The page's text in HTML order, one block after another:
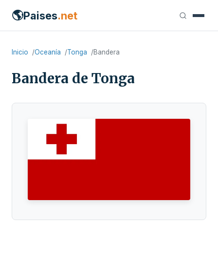
🌎Paises.net
Inicio Oceanía Tonga Bandera
Bandera de Tonga